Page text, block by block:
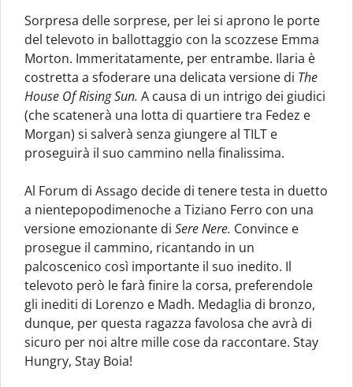
Sorpresa delle sorprese, per lei si aprono le porte
del televoto in ballottaggio con la scozzese Emma
Morton. Immeritatamente, per entrambe. Ilaria è
costretta a sfoderare una delicata versione di The
House Of Rising Sun. A causa di un intrigo dei giudici
(che scatenerà una lotta di quartiere tra Fedez e
Morgan) si salverà senza giungere al TILT e
proseguirà il suo cammino nella finalissima.
Al Forum di Assago decide di tenere testa in duetto
a nientepopodimenoche a Tiziano Ferro con una
versione emozionante di Sere Nere. Convince e
prosegue il cammino, ricantando in un
palcoscenico così importante il suo inedito. Il
televoto però le farà finire la corsa, preferendole
gli inediti di Lorenzo e Madh. Medaglia di bronzo,
dunque, per questa ragazza favolosa che avrà di
sicuro per noi altre mille cose da raccontare. Stay
Hungry, Stay Boia!